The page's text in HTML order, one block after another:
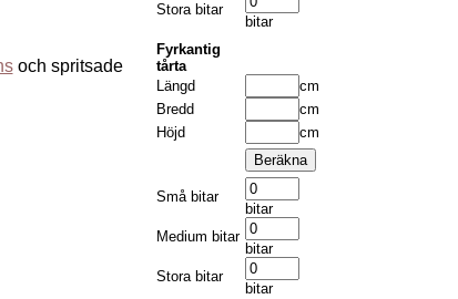
och spritsade
Stora bitar
bitar
Fyrkantig
tårta
Längd
cm
Bredd
cm
Höjd
cm
Små bitar
bitar
Medium bitar
bitar
Stora bitar
bitar